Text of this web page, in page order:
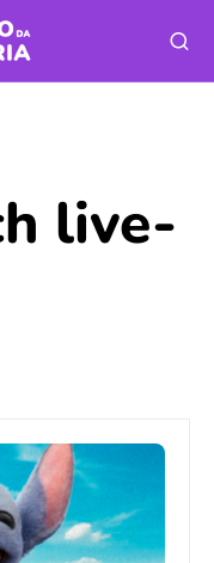
live-